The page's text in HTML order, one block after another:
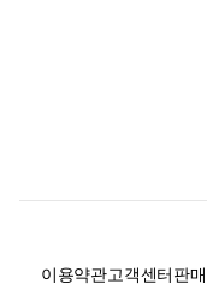
이용약관고객센터판매